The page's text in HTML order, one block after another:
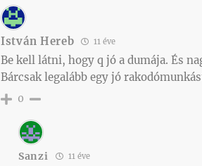
István Hereb 11 éve
Be kell látni, hogy q jó a dumája. És
Bárcsak legalább egy jó
0
Sanzi 11 éve